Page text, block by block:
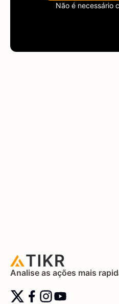
Não é necessário
Analise as ações mais